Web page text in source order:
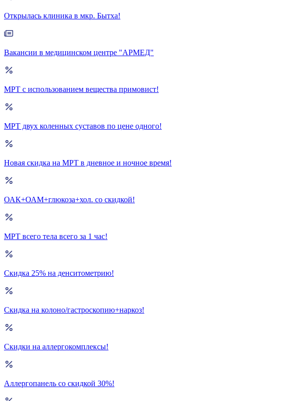
Открылась клиника в мкр. Бытха!
Вакансии в медицинском центре "АРМЕД"
МРТ с использованием вещества примовист!
МРТ двух коленных суставов по цене одного!
Новая скидка на МРТ в дневное и ночное время!
ОАК+ОАМ+глюкоза+хол. со скидкой!
МРТ всего тела всего за 1 час!
Скидка 25% на денситометрию!
Скидка на колоно/гастроскопию+наркоз!
Скидки на аллергокомплексы!
Аллергопанель со скидкой 30%!